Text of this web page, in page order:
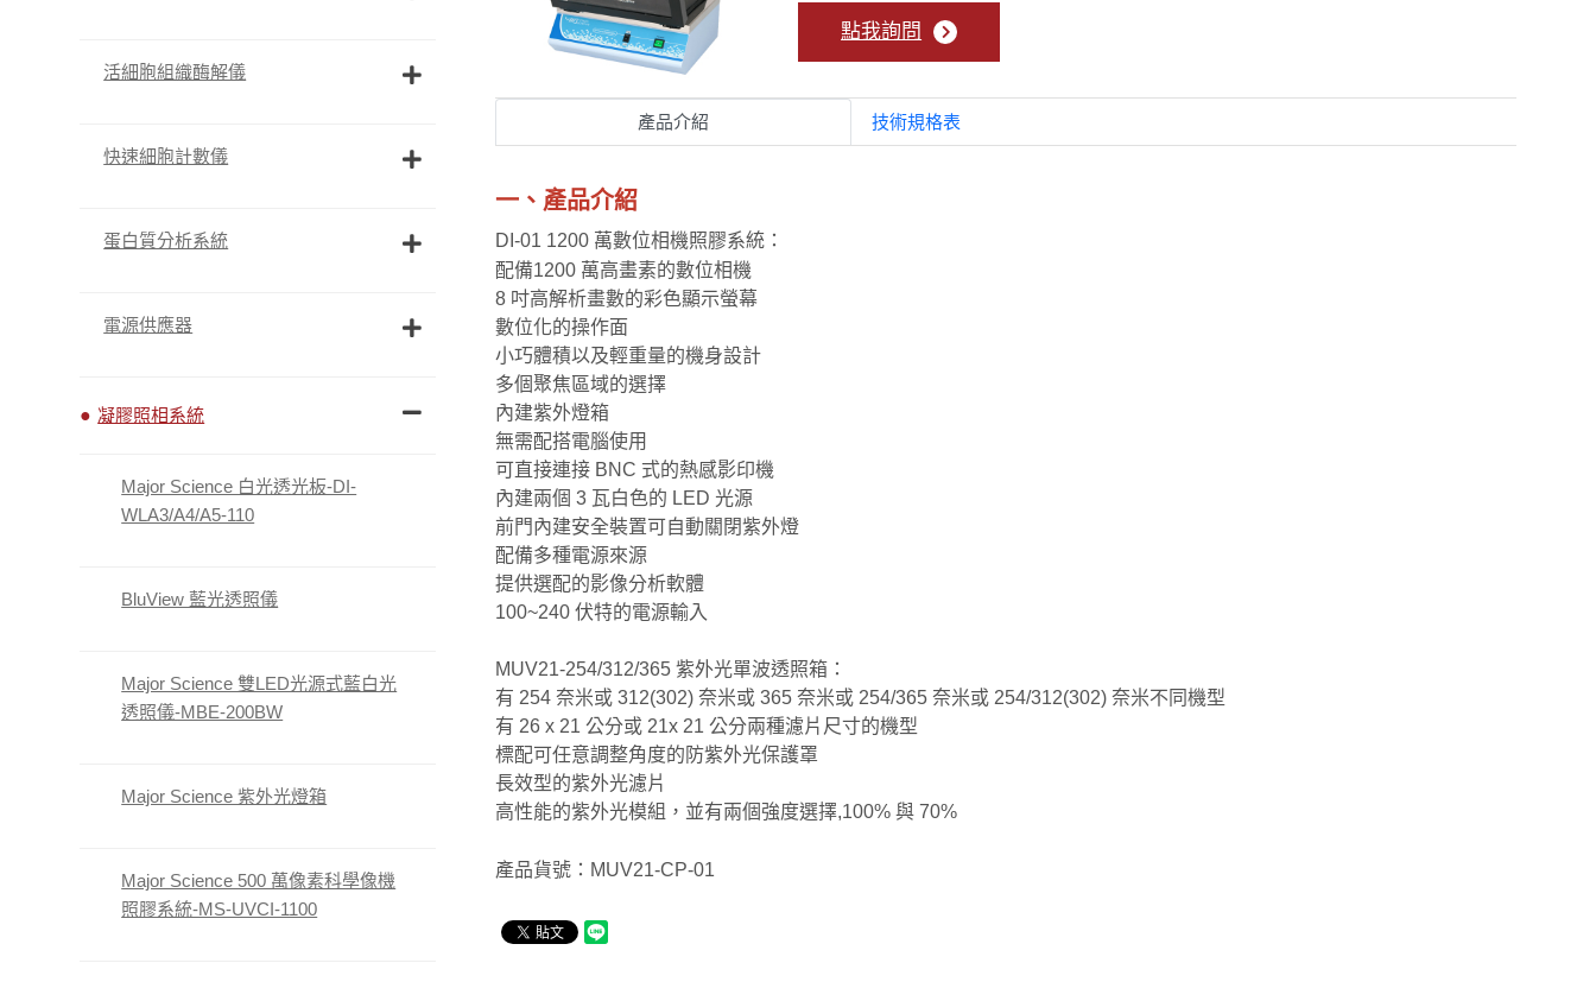
活細胞組織酶解儀
快速細胞計數儀
蛋白質分析系統
電源供應器
凝膠照相系統
Major Science 白光透光板-DI-
WLA3/A4/A5-110
BluView 藍光透照儀
Major Science 雙LED光源式藍白光
透照儀-MBE-200BW
Major Science 紫外光燈箱
Major Science 500 萬像素科學像機
照膠系統-MS-UVCI-1100
點我詢問
產品介紹 技術規格表
一、產品介紹
DI-01 1200 萬數位相機照膠系統：
配備1200 萬高畫素的數位相機
8 吋高解析畫數的彩色顯示螢幕
數位化的操作面
小巧體積以及輕重量的機身設計
多個聚焦區域的選擇
內建紫外燈箱
無需配搭電腦使用
可直接連接 BNC 式的熱感影印機
內建兩個 3 瓦白色的 LED 光源
前門內建安全裝置可自動關閉紫外燈
配備多種電源來源
提供選配的影像分析軟體
100~240 伏特的電源輸入
MUV21-254/312/365 紫外光單波透照箱：
有 254 奈米或 312(302) 奈米或 365 奈米或 254/365 奈米或 254/312(302) 奈米不同機型
有 26 x 21 公分或 21x 21 公分兩種濾片尺寸的機型
標配可任意調整角度的防紫外光保護罩
長效型的紫外光濾片
高性能的紫外光模組，並有兩個強度選擇,100% 與 70%
產品貨號：MUV21-CP-01